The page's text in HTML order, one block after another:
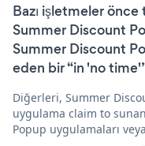
Bazı işletmeler
Summer Discount
Summer Discount
eden bir “in 'no
Diğerleri, Summer
uygulama claim to
Popup uygulamaları